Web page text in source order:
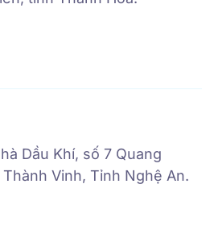
Dầu Khí, số 7 Quang
Vinh, Tỉnh Nghệ An.